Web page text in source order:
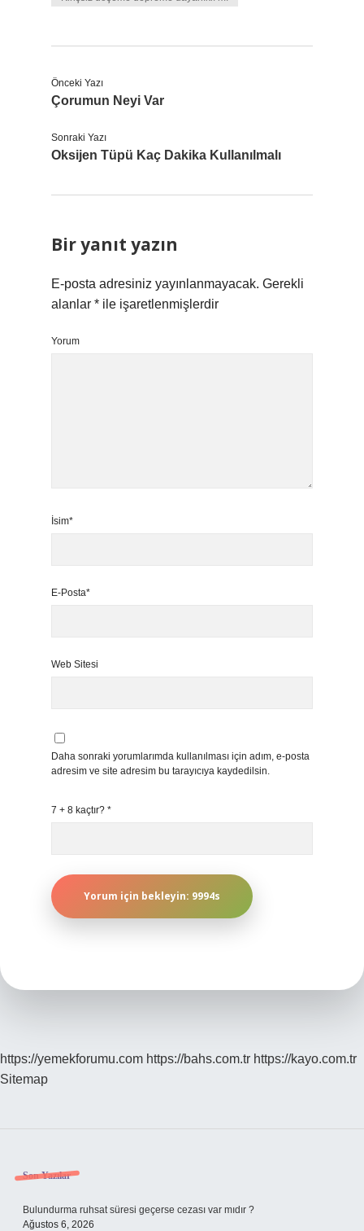
Önceki Yazı
Çorumun Neyi Var
Sonraki Yazı
Oksijen Tüpü Kaç Dakika Kullanılmalı
Bir yanıt yazın
E-posta adresiniz yayınlanmayacak. Gerekli
alanlar * ile işaretlenmişlerdir
Yorum
İsim*
E-Posta*
Web Sitesi
Daha sonraki yorumlarımda kullanılması için adım, e-posta
adresim ve site adresim bu tarayıcıya kaydedilsin.
7 + 8 kaçtır? *
https://yemekforumu.com https://bahs.com.tr https://kayo.com.tr
Sitemap
Sidebar
Son Yazılar
Bulundurma ruhsat süresi geçerse cezası var mıdır ?
Ağustos 6, 2026